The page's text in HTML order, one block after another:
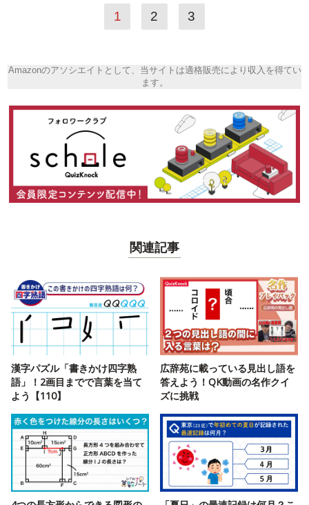
1 2 3
Amazonのアソシエイトとして、当サイトは適格販売により収入を得てい
ます。
関連記事
漢字パズル「書きかけ四字熟
語」！2画目までで言葉を当て
よう【110】
広辞苑に載っている見出し語を
答えよう！QK動画の名作クイ
ズに挑戦